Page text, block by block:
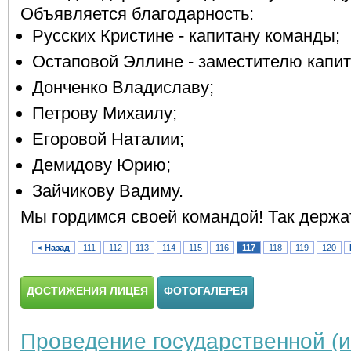
Объявляется благодарность:
Русских Кристине - капитану команды;
Остаповой Эллине - заместителю
Донченко Владиславу;
Петрову Михаилу;
Егоровой Наталии;
Демидову Юрию;
Зайчикову Вадиму.
Мы гордимся своей командой! Так
< Назад 111 112 113 114 115 116 117 118 119 120
ДОСТИЖЕНИЯ ЛИЦЕЯ ФОТОГАЛЕРЕЯ
Проведение государственной